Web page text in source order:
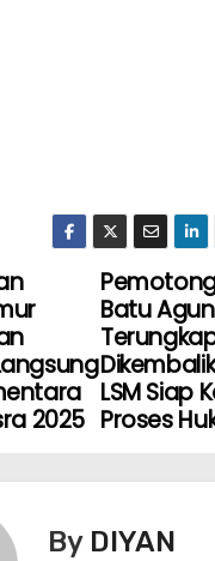
Batu
LSM Siap
Proses
2025
By DIYAN